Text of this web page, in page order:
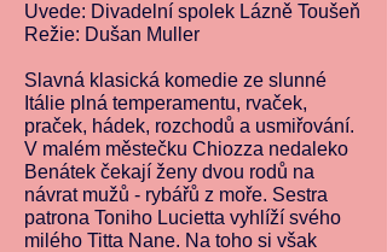
Uvede: Divadelní spolek Lázně Toušeň
Režie: Dušan Muller
Slavná klasická komedie ze slunné
Itálie plná temperamentu, rvaček,
praček, hádek, rozchodů a usmiřování.
V malém městečku Chiozza nedaleko
Benátek čekají ženy dvou rodů na
návrat mužů - rybářů z moře. Sestra
patrona Toniho Lucietta vyhlíží svého
milého Titta Nane. Na toho si však